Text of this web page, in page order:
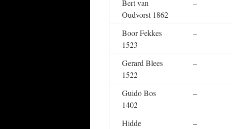
Bert van
Oudvorst 1862
–
Boor Fekkes
1523
–
Gerard Blees
1522
–
Guido Bos
1402
–
Hidde
–